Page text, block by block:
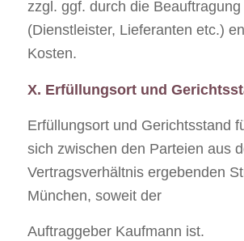
zzgl. ggf. durch die
(Dienstleister, Lieferanten etc.)
Kosten.
X. Erfüllungsort und
Erfüllungsort und Gerichtsstand
sich zwischen den Parteien aus
Vertragsverhältnis ergebenden
München, soweit der
Auftraggeber Kaufmann ist.